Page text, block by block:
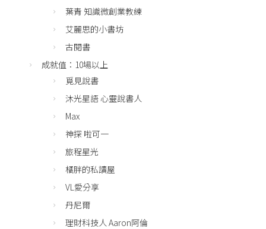
葉青 知識微創業教練
艾麗思的小書坊
古閱書
成就值：10場以上
覓見說書
沐光星語 心靈說書人
Max
神探 啦可一
旅程星光
橘胖的私讀屋
VL愛分享
丹尼爾
理財科技人 Aaron阿倫